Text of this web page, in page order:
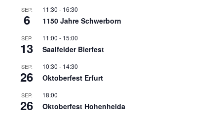
SEP.
6
11:30 - 16:30
1150 Jahre Schwerborn
SEP.
13
11:00 - 15:00
Saalfelder Bierfest
SEP.
26
10:30 - 14:30
Oktoberfest Erfurt
SEP.
26
18:00
Oktoberfest Hohenheida